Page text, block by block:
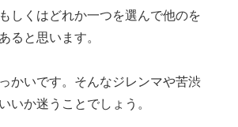
しくはどれか一つを選んで他のを
ると思います。
かいです。そんなジレンマや苦渋
いか迷うことでしょう。